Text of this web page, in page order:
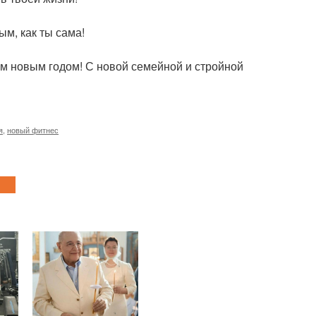
как ты сама!
новым годом! С новой семейной и стройной
новый фитнес